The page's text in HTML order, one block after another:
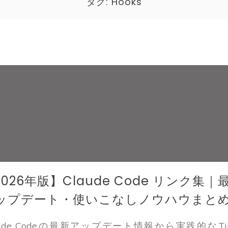
年版】Claude Code リンク集｜
プデート・使いこなしノウハウまと
Codeの最新アップデート情報から実践的な